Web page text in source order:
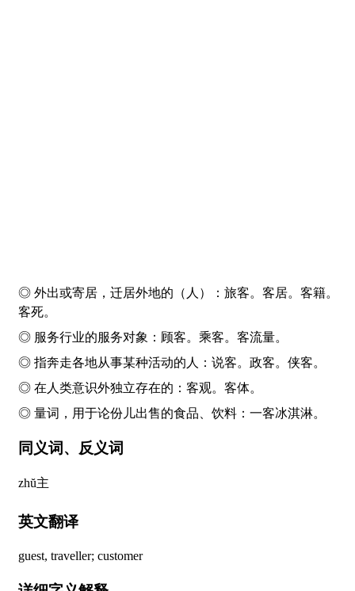
◎ 外出或寄居，迁居外地的（人）：旅客。 客居。 客籍。
客死。
◎ 服务行业的服务对象：顾客。乘客。 客流量。
◎ 指奔走各地从事某种活动的人：说客。政客。侠客。
◎ 在人类意识外独立存在的： 客观。 客体。
◎ 量词，用于论份儿出售的食品、饮料：一客冰淇淋。
同义词、反义词
zhŭ主
英文翻译
guest, traveller; customer